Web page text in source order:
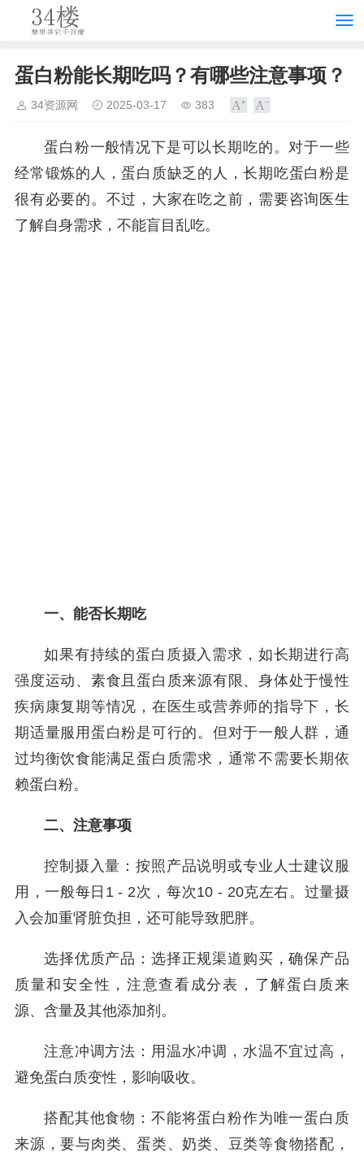
蛋白粉能长期吃吗？有哪些注意事项？
34资源网 2025-03-17 383
蛋白粉一般情况下是可以长期吃的。对于一些
经常锻炼的人，蛋白质缺乏的人，长期吃蛋白粉是
很有必要的。不过，大家在吃之前，需要咨询医生
了解自身需求，不能盲目乱吃。
一、能否长期吃
如果有持续的蛋白质摄入需求，如长期进行高
强度运动、素食且蛋白质来源有限、身体处于慢性
疾病康复期等情况，在医生或营养师的指导下，长
期适量服用蛋白粉是可行的。但对于一般人群，通
过均衡饮食能满足蛋白质需求，通常不需要长期依
赖蛋白粉。
二、注意事项
控制摄入量：按照产品说明或专业人士建议服
用，一般每日1 - 2次，每次10 - 20克左右。过量摄
入会加重肾脏负担，还可能导致肥胖。
选择优质产品：选择正规渠道购买，确保产品
质量和安全性，注意查看成分表，了解蛋白质来
源、含量及其他添加剂。
注意冲调方法：用温水冲调，水温不宜过高，
避免蛋白质变性，影响吸收。
搭配其他食物：不能将蛋白粉作为唯一蛋白质
来源，要与肉类、蛋类、奶类、豆类等食物搭配，